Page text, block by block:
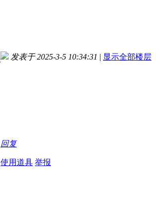
发表于 2025-3-5 10:34:31 | 显示全部楼层
回复
使用道具 举报